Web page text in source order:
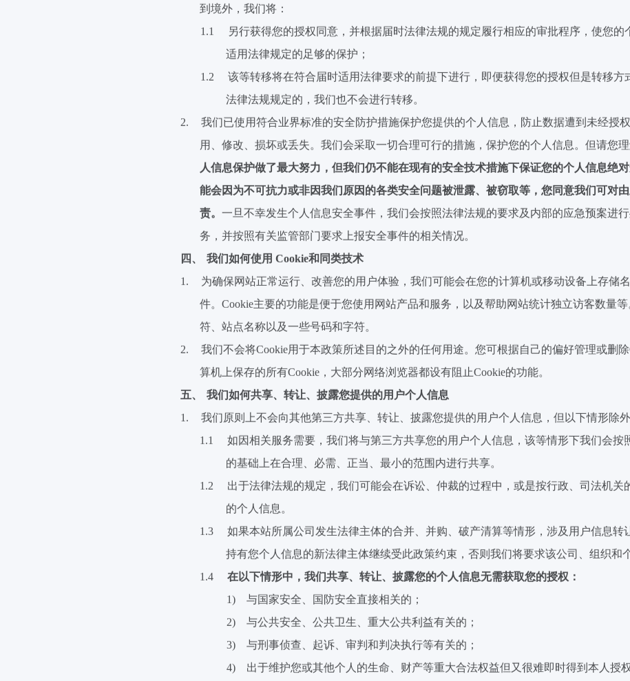
到境外，我们将：
1.1
另行获得您的授权同意，并根据届时法律法规的规定履行相应的审批程序，使您的
适用法律规定的足够的保护；
1.2
该等转移将在符合届时适用法律要求的前提下进行，即便获得您的授权但是转移方
法律法规规定的，我们也不会进行转移。
2.
我们已使用符合业界标准的安全防护措施保护您提供的个人信息，防止数据遭到未经授
用、修改、损坏或丢失。我们会采取一切合理可行的措施，保护您的个人信息。但请您理
人信息保护做了最大努力，但我们仍不能在现有的安全技术措施下保证您的个人信息绝
能会因为不可抗力或非因我们原因的各类安全问题被泄露、被窃取等，您同意我们可对
责。 一旦不幸发生个人信息安全事件，我们会按照法律法规的要求及内部的应急预案进
务，并按照有关监管部门要求上报安全事件的相关情况。
四、
我们如何使用 Cookie和同类技术
1.
为确保网站正常运行、改善您的用户体验，我们可能会在您的计算机或移动设备上存储
件。 Cookie主要的功能是便于您使用网站产品和服务，以及帮助网站统计独立访客数量等
符、站点名称以及一些号码和字符。
2.
我们不会将Cookie用于本政策所述目的之外的任何用途。您可根据自己的偏好管理或删除
算机上保存的所有Cookie ，大部分网络浏览器都设有阻止Cookie的功能。
五、
我们如何共享、转让、披露您提供的用户个人信息
1.
我们原则上不会向其他第三方共享、转让、披露您提供的用户个人信息，但以下情形除外
1.1
如因相关服务需要，我们将与第三方共享您的用户个人信息，该等情形下我们会按
的基础上在合理、必需、正当、最小的范围内进行共享。
1.2
出于法律法规的规定，我们可能会在诉讼、仲裁的过程中，或是按行政、司法机关
的个人信息。
1.3
如果本站所属公司发生法律主体的合并、并购、破产清算等情形，涉及用户信息转
持有您个人信息的新法律主体继续受此政策约束，否则我们将要求该公司、组织和
1.4
在以下情形中，我们共享、转让、披露您的个人信息无需获取您的授权：
1)
与国家安全、国防安全直接相关的；
2)
与公共安全、公共卫生、重大公共利益有关的；
3)
与刑事侦查、起诉、审判和判决执行等有关的；
4)
出于维护您或其他个人的生命、财产等重大合法权益但又很难即时得到本人授